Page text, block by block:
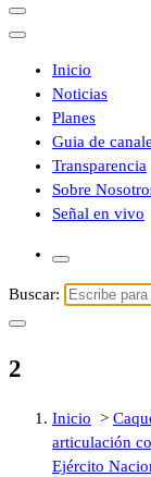
Inicio
Noticias
Planes
Guia de
Transparencia
Sobre
Señal en vivo
Buscar:
2
Inicio >
articulación
Ejército